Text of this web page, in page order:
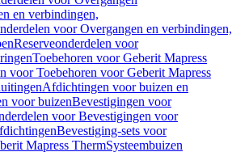
en verbindingen,
voor Overgangen en verbindingen,
Reserveonderdelen voor
Toebehoren voor Geberit Mapress
voor Toebehoren voor Geberit Mapress
Afdichtingen voor buizen en
voor buizenBevestigingen voor
voor Bevestigingen voor
Bevestiging-sets voor
Mapress ThermSysteembuizen